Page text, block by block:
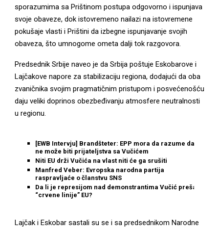
sporazumima sa Prištinom postupa odgovorno i ispunjava
svoje obaveze, dok istovremeno nailazi na istovremene
pokušaje vlasti i Prištini da izbegne ispunjavanje svojih
obaveza, što umnogome ometa dalji tok razgovora.
Predsednik Srbije naveo je da Srbija poštuje Eskobarove i
Lajčakove napore za stabilizaciju regiona, dodajući da oba
zvaničnika svojim pragmatičnim pristupom i posvećenošću
daju veliki doprinos obezbeđivanju atmosfere neutralnosti
u regionu.
[EWB Intervju] Brandšteter: EPP mora da razume da
ne može biti prijateljstva sa Vučićem
Niti EU drži Vučića na vlast niti će ga srušiti
Manfred Veber: Evropska narodna partija
raspravljaće o članstvu SNS
Da li je represijom nad demonstrantima Vučić prešao
“crvene linije” EU?
Lajčak i Eskobar sastali su se i sa predsednikom Narodne